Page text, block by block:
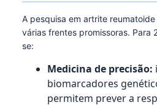
A pesquisa em artrite
várias frentes promissoras. Para
se:
Medicina de precisão:
biomarcadores
permitem prever a